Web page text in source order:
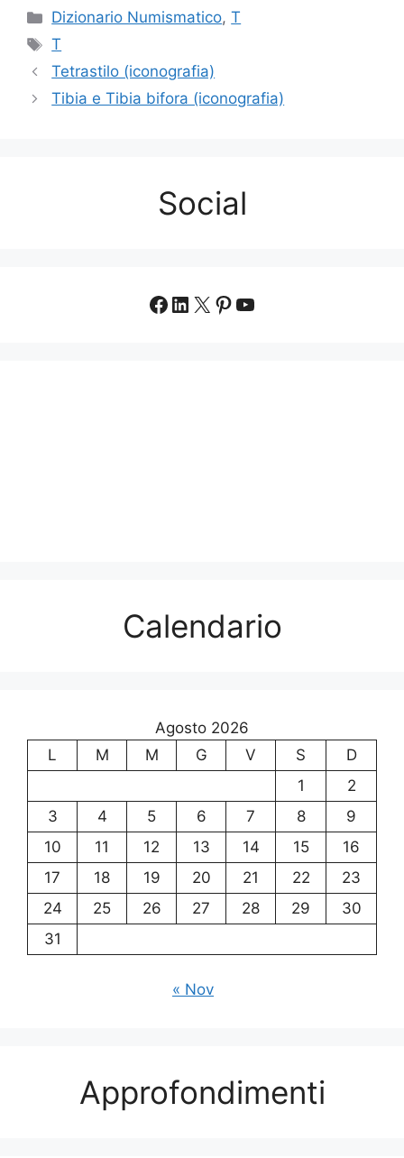
Categorie
Dizionario Numismatico,T
Tag
T
Tetrastilo (iconografia)
Tibia e Tibia bifora (iconografia)
Social
Facebook
LinkedIn
X Pinterest
YouTube
Calendario
Agosto 2026
L
M M G V S
D
1
2
3
4 5 6 7 8
9
10
11 12 13 14 15
16
17
18 19 20 21 22
23
24
25 26 27 28 29
30
31
« Nov
Approfondimenti